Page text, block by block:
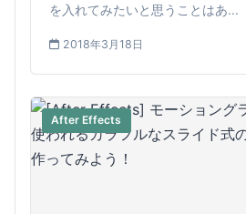
を入れてみたいと思うことはあ...
2018年3月18日
After Effects